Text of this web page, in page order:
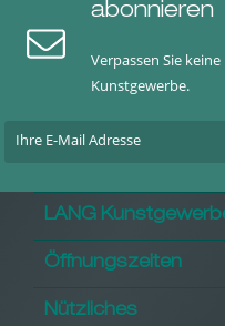
abonnieren
Verpassen Sie
Kunstgewerbe.
LANG
Öffnungszeiten
Nützliches